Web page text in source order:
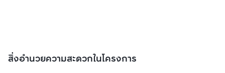
สิ่งอำนวยความสะดวกในโครงการ